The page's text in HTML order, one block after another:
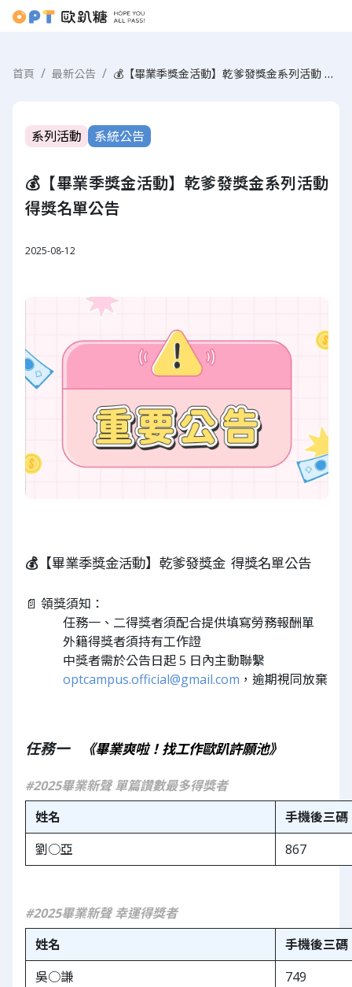
首頁 最新公告 💰【畢業季獎金活動】乾爹發獎金系列活動 得獎名單公告
系列活動 系統公告
💰【畢業季獎金活動】乾爹發獎金系列活動
得獎名單公告
2025-08-12
💰 【畢業季獎金活動】乾爹發獎金 得獎名單公告
📄 領獎須知：
任務一、二得獎者須配合提供填寫勞務報酬單
外籍得獎者須持有工作證
optcampus.official@gmail.com ，逾期視同放棄
任務一 《畢業爽啦！找工作歐趴許願池》
#2025畢業新聲 單篇讚數最多得獎者
姓名
手機後三碼
劉○亞
867
#2025畢業新聲 幸運得獎者
姓名
手機後三碼
吳○謙
749